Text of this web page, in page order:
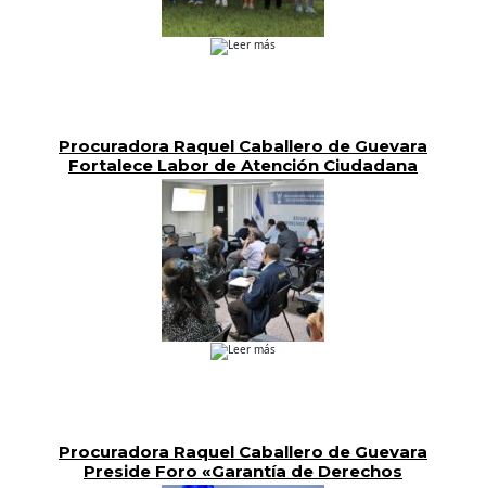
Leer más
Procuradora Raquel Caballero de Guevara
Fortalece Labor de Atención Ciudadana
ante Casos de Violencia contra las Mujeres
Leer más
Procuradora Raquel Caballero de Guevara
Preside Foro «Garantía de Derechos